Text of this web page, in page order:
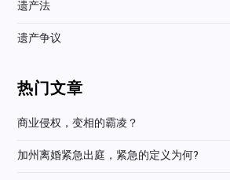
遗产法
遗产争议
热门文章
商业侵权，变相的霸凌？
加州离婚紧急出庭，紧急的定义为何?